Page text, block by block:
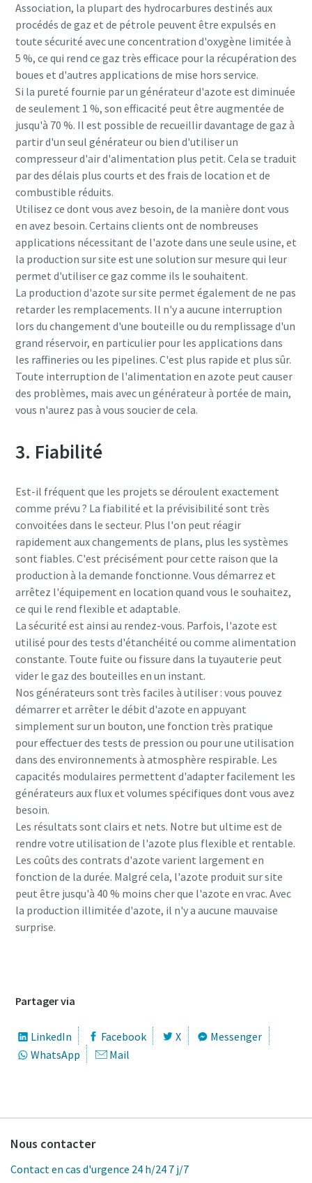
Association, la plupart des hydrocarbures destinés aux
procédés de gaz et de pétrole peuvent être expulsés en
toute sécurité avec une concentration d'oxygène limitée à
5 %, ce qui rend ce gaz très efficace pour la récupération des
boues et d'autres applications de mise hors service.
Si la pureté fournie par un générateur d'azote est diminuée
de seulement 1 %, son efficacité peut être augmentée de
jusqu'à 70 %. Il est possible de recueillir davantage de gaz à
partir d'un seul générateur ou bien d'utiliser un
compresseur d'air d'alimentation plus petit. Cela se traduit
par des délais plus courts et des frais de location et de
combustible réduits.
Utilisez ce dont vous avez besoin, de la manière dont vous
en avez besoin. Certains clients ont de nombreuses
applications nécessitant de l'azote dans une seule usine, et
la production sur site est une solution sur mesure qui leur
permet d'utiliser ce gaz comme ils le souhaitent.
La production d'azote sur site permet également de ne pas
retarder les remplacements. Il n'y a aucune interruption
lors du changement d'une bouteille ou du remplissage d'un
grand réservoir, en particulier pour les applications dans
les raffineries ou les pipelines. C'est plus rapide et plus sûr.
Toute interruption de l'alimentation en azote peut causer
des problèmes, mais avec un générateur à portée de main,
vous n'aurez pas à vous soucier de cela.
3. Fiabilité
Est-il fréquent que les projets se déroulent exactement
comme prévu ? La fiabilité et la prévisibilité sont très
convoitées dans le secteur. Plus l'on peut réagir
rapidement aux changements de plans, plus les systèmes
sont fiables. C'est précisément pour cette raison que la
production à la demande fonctionne. Vous démarrez et
arrêtez l'équipement en location quand vous le souhaitez,
ce qui le rend flexible et adaptable.
La sécurité est ainsi au rendez-vous. Parfois, l'azote est
utilisé pour des tests d'étanchéité ou comme alimentation
constante. Toute fuite ou fissure dans la tuyauterie peut
vider le gaz des bouteilles en un instant.
Nos générateurs sont très faciles à utiliser : vous pouvez
démarrer et arrêter le débit d'azote en appuyant
simplement sur un bouton, une fonction très pratique
pour effectuer des tests de pression ou pour une utilisation
dans des environnements à atmosphère respirable. Les
capacités modulaires permettent d'adapter facilement les
générateurs aux flux et volumes spécifiques dont vous avez
besoin.
Les résultats sont clairs et nets. Notre but ultime est de
rendre votre utilisation de l'azote plus flexible et rentable.
Les coûts des contrats d'azote varient largement en
fonction de la durée. Malgré cela, l'azote produit sur site
peut être jusqu'à 40 % moins cher que l'azote en vrac. Avec
la production illimitée d'azote, il n'y a aucune mauvaise
surprise.
Partager via
LinkedIn Facebook X
Messenger
WhatsApp
Mail
Nous contacter
Contact en cas d'urgence 24 h/24 7 j/7